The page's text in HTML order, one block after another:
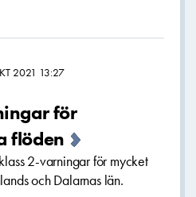
2021 13:27
för
flöden
2-varningar för mycket
och Dalarnas län.